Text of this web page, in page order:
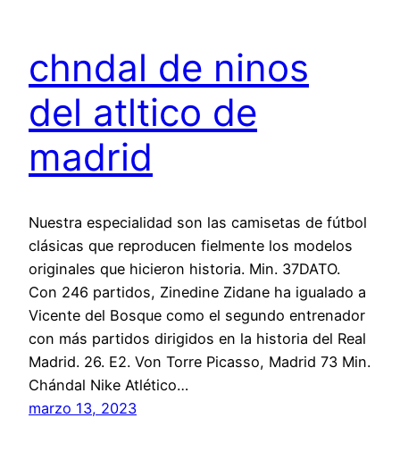
chndal de ninos
del atltico de
madrid
Nuestra especialidad son las camisetas de fútbol
clásicas que reproducen fielmente los modelos
originales que hicieron historia. Min. 37DATO.
Con 246 partidos, Zinedine Zidane ha igualado a
Vicente del Bosque como el segundo entrenador
con más partidos dirigidos en la historia del Real
Madrid. 26. E2. Von Torre Picasso, Madrid 73 Min.
Chándal Nike Atlético…
marzo 13, 2023